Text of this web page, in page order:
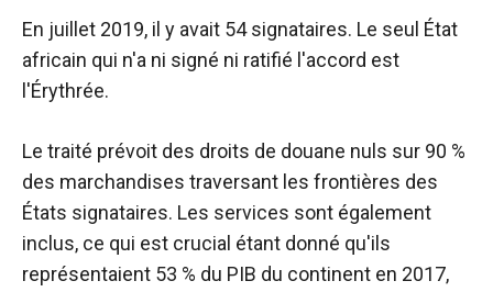
En juillet 2019, il y avait 54 signataires. Le seul État
africain qui n'a ni signé ni ratifié l'accord est
l'Érythrée.
Le traité prévoit des droits de douane nuls sur 90 %
des marchandises traversant les frontières des
États signataires. Les services sont également
inclus, ce qui est crucial étant donné qu'ils
représentaient 53 % du PIB du continent en 2017,
Statistiques
Afin
d'améliorer la
fonctionnalité
du site web,
en fonction
dont le site
est utilisé.